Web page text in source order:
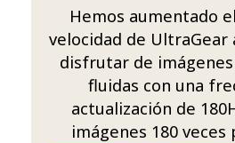
Hemos aumentado
velocidad de UltraGear
disfrutar de
fluidas con una
actualización de
imágenes 180 veces